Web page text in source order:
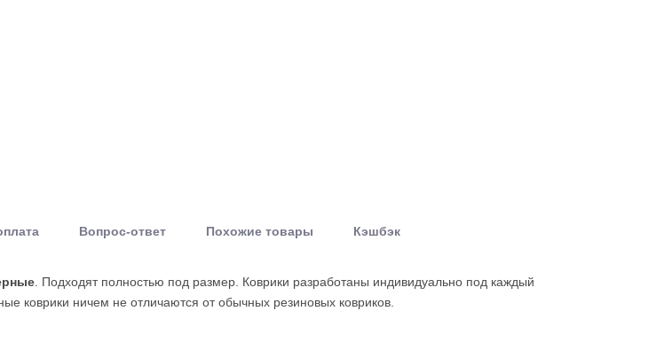
Вопрос-ответ Похожие товары Кэшбэк
. Подходят полностью под размер. Коврики разработаны индивидуально под каждый
коврики ничем не отличаются от обычных резиновых ковриков.